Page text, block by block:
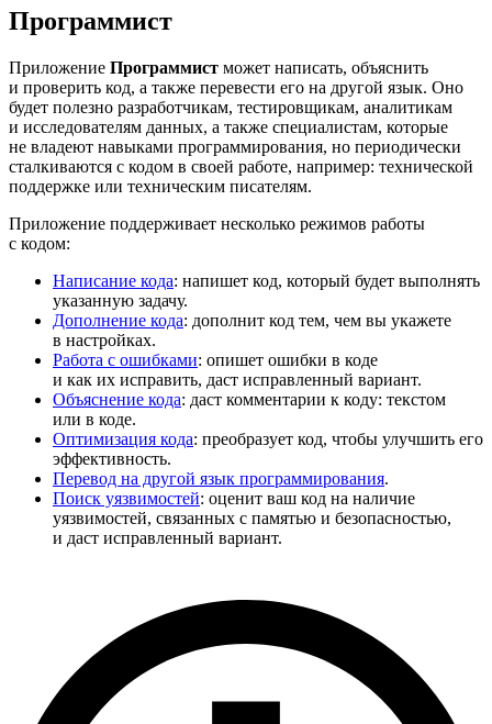
Программист
Приложение Программист может написать, объяснить
и проверить код, а также перевести его на другой язык. Оно
будет полезно разработчикам, тестировщикам, аналитикам
и исследователям данных, а также специалистам, которые
не владеют навыками программирования, но периодически
сталкиваются с кодом в своей работе, например: технической
поддержке или техническим писателям.
Приложение поддерживает несколько режимов работы
с кодом:
Написание кода: напишет код, который будет выполнять
указанную задачу.
Дополнение кода: дополнит код тем, чем вы укажете
в настройках.
Работа с ошибками: опишет ошибки в коде
и как их исправить, даст исправленный вариант.
Объяснение кода: даст комментарии к коду: текстом
или в коде.
Оптимизация кода: преобразует код, чтобы улучшить его
эффективность.
Перевод на другой язык программирования.
Поиск уязвимостей: оценит ваш код на наличие
уязвимостей, связанных с памятью и безопасностью,
и даст исправленный вариант.